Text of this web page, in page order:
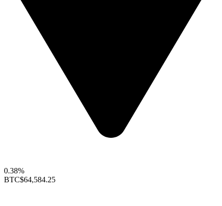
0.38%
BTC$64,584.25